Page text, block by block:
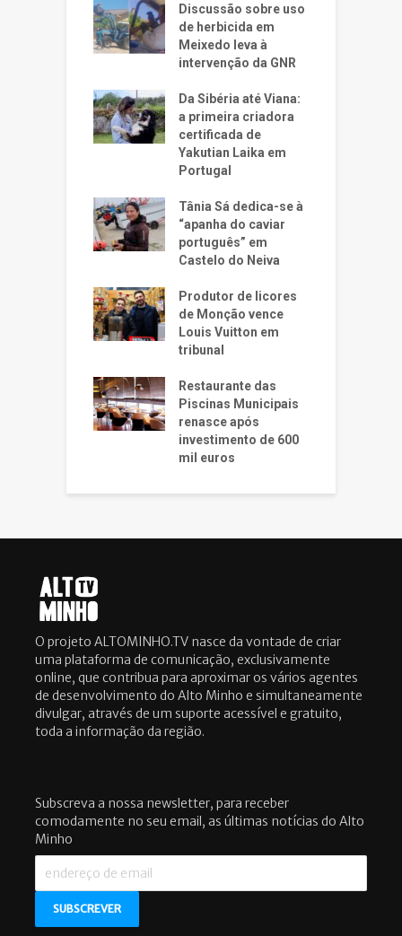
Discussão sobre uso
de herbicida em
Meixedo leva à
intervenção da GNR
Da Sibéria até Viana:
a primeira criadora
certificada de
Yakutian Laika em
Portugal
Tânia Sá dedica-se à
“apanha do caviar
português” em
Castelo do Neiva
Produtor de licores
de Monção vence
Louis Vuitton em
tribunal
Restaurante das
Piscinas Municipais
renasce após
investimento de 600
mil euros
O projeto ALTOMINHO.TV nasce da vontade de criar
uma plataforma de comunicação, exclusivamente
online, que contribua para aproximar os vários agentes
de desenvolvimento do Alto Minho e simultaneamente
divulgar, através de um suporte acessível e gratuito,
toda a informação da região.
Subscreva a nossa newsletter, para receber
comodamente no seu email, as últimas notícias do Alto
Minho